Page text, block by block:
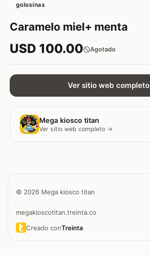
golosinas
Caramelo miel+ menta
USD 100.00 Agotado
Ver sitio web completo
Mega kiosco titan
Ver sitio web completo →
© 2026 Mega kiosco titan
megakioscotitan.treinta.co
Creado conTreinta